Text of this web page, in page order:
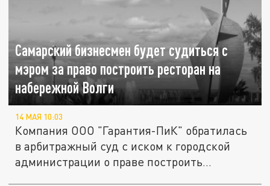
Самарский бизнесмен будет судиться с
мэром за право построить ресторан на
набережной Волги
14 МАЯ 10:03
Компания ООО "Гарантия-ПиК" обратилась
в арбитражный суд с иском к городской
администрации о праве построить...